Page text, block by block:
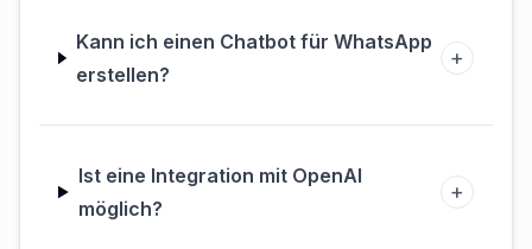
Kann ich einen Chatbot für WhatsApp
erstellen?
+
Ist eine Integration mit OpenAI
möglich?
+